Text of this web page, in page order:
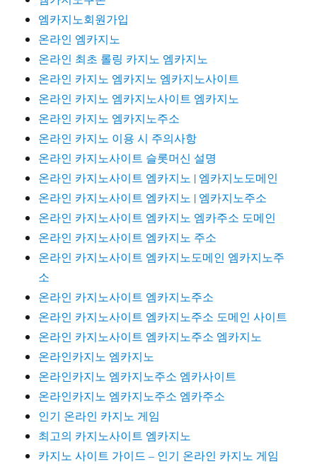
엠카지노회원가입
온라인 엠카지노
온라인 최초 롤링 카지노 엠카지노
온라인 카지노 엠카지노 엠카지노사이트
온라인 카지노 엠카지노사이트 엠카지노
온라인 카지노 엠카지노주소
온라인 카지노 이용 시 주의사항
온라인 카지노사이트 슬롯머신 설명
온라인 카지노사이트 엠카지노 | 엠카지노도메인
온라인 카지노사이트 엠카지노 | 엠카지노주소
온라인 카지노사이트 엠카지노 엠카주소 도메인
온라인 카지노사이트 엠카지노 주소
온라인 카지노사이트 엠카지노도메인 엠카지노주
소
온라인 카지노사이트 엠카지노주소
온라인 카지노사이트 엠카지노주소 도메인 사이트
온라인 카지노사이트 엠카지노주소 엠카지노
온라인카지노 엠카지노
온라인카지노 엠카지노주소 엠카사이트
온라인카지노 엠카지노주소 엠카주소
인기 온라인 카지노 게임
최고의 카지노사이트 엠카지노
카지노 사이트 가이드 – 인기 온라인 카지노 게임